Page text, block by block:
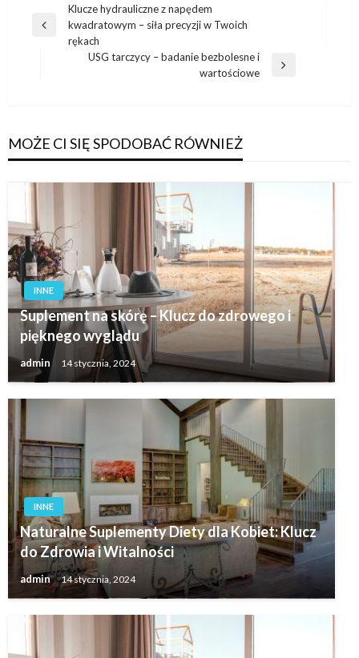
Nawigacja
wpisu
Poprzedni
Klucze hydrauliczne z napędem
kwadratowym – siła precyzji w Twoich
rękach
USG tarczycy – badanie bezbolesne i
wartościowe
MOŻE CI SIĘ SPODOBAĆ RÓWNIEŻ
INNE
Suplement na skórę – Klucz do zdrowego i
pięknego wyglądu
admin 14 stycznia, 2024
INNE
Naturalne Suplementy Diety dla Kobiet: Klucz
do Zdrowia i Witalności
admin 14 stycznia, 2024